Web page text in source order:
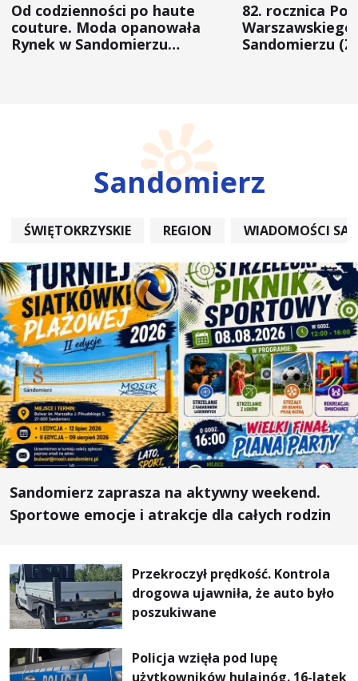
Od codzienności po haute
couture. Moda opanowała
Rynek w Sandomierzu
82. rocznica
Warszawskiego
Sandomierzu
Sandomierz
ŚWIĘTOKRZYSKIE REGION WIADOMOŚCI
Sandomierz zaprasza na aktywny weekend.
Sportowe emocje i atrakcje dla całych rodzin
Przekroczył prędkość. Kontrola
drogowa ujawniła, że auto było
poszukiwane
Policja wzięła pod lupę
użytkowników hulajnóg. 16-latek